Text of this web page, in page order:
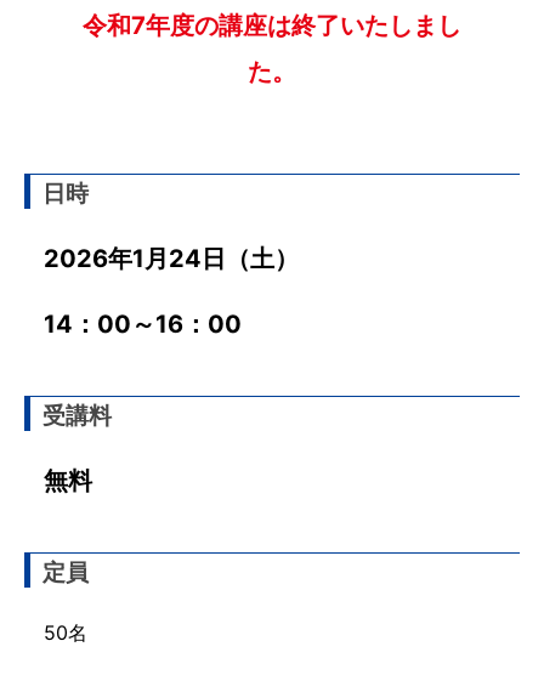
令和7年度の講座は終了いたしまし
た。
日時
2026年1月24日（土）
14：00～16：00
受講料
無料
定員
50名